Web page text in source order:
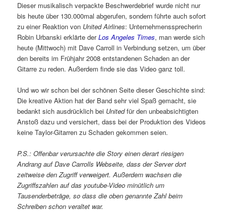
Dieser musikalisch verpackte Beschwerdebrief wurde nicht nur
bis heute über 130.000mal abgerufen, sondern führte auch sofort
zu einer Reaktion von United Airlines: Unternehmenssprecherin
Robin Urbanski erklärte derLos Angeles Times, man werde sich
heute (Mittwoch) mit Dave Carroll in Verbindung setzen, um über
den bereits im Frühjahr 2008 entstandenen Schaden an der
Gitarre zu reden. Außerdem finde sie das Video ganz toll.
Und wo wir schon bei der schönen Seite dieser Geschichte sind:
Die kreative Aktion hat der Band sehr viel Spaß gemacht, sie
bedankt sich ausdrücklich bei Unitedfür den unbeabsichtigten
Anstoß dazu und versichert, dass bei der Produktion des Videos
keine Taylor-Gitarren zu Schaden gekommen seien.
P.S.: Offenbar verursachte die Story einen derart riesigen
Andrang auf Dave Carrolls Webseite, dass der Server dort
zeitweise den Zugriff verweigert. Außerdem wachsen die
Zugriffszahlen auf das youtube-Video minütlich um
Tausenderbeträge, so dass die oben genannte Zahl beim
Schreiben schon veraltet war.